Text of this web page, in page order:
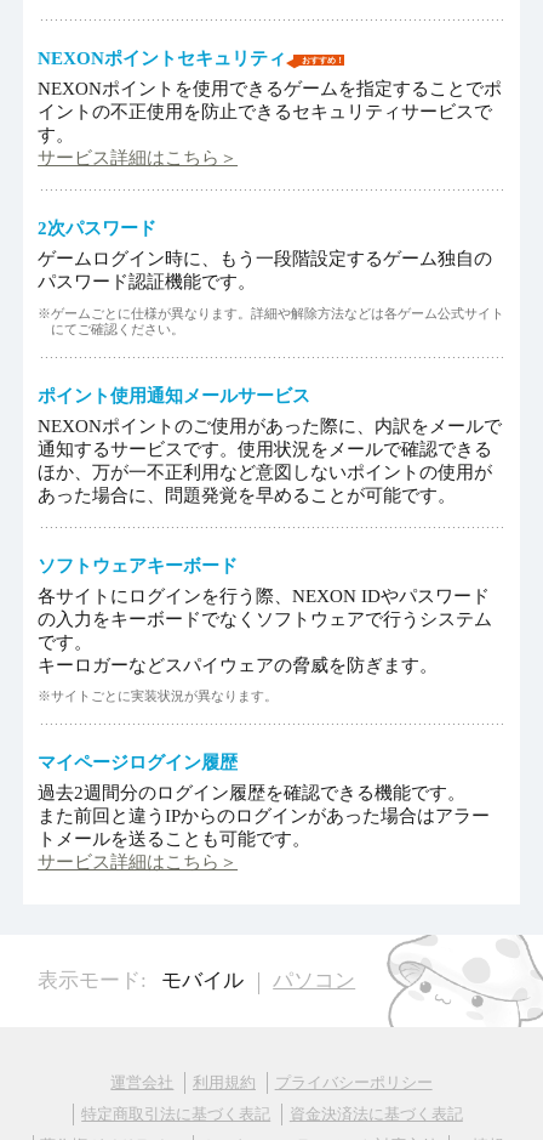
NEXONポイントセキュリティ おすすめ！
NEXONポイントを使用できるゲームを指定することでポ
イントの不正使用を防止できるセキュリティサービスで
す。
サービス詳細はこちら＞
2次パスワード
ゲームログイン時に、もう一段階設定するゲーム独自の
パスワード認証機能です。
※ゲームごとに仕様が異なります。詳細や解除方法などは各ゲーム公式サイト
にてご確認ください。
ポイント使用通知メールサービス
NEXONポイントのご使用があった際に、内訳をメールで
通知するサービスです。使用状況をメールで確認できる
ほか、万が一不正利用など意図しないポイントの使用が
あった場合に、問題発覚を早めることが可能です。
ソフトウェアキーボード
各サイトにログインを行う際、NEXON IDやパスワード
の入力をキーボードでなくソフトウェアで行うシステム
です。
キーロガーなどスパイウェアの脅威を防ぎます。
※サイトごとに実装状況が異なります。
マイページログイン履歴
過去2週間分のログイン履歴を確認できる機能です。
また前回と違うIPからのログインがあった場合はアラー
トメールを送ることも可能です。
サービス詳細はこちら＞
表示モード: モバイル パソコン
運営会社 利用規約
プライバシーポリシー
特定商取引法に基づく表記
資金決済法に基づく表記